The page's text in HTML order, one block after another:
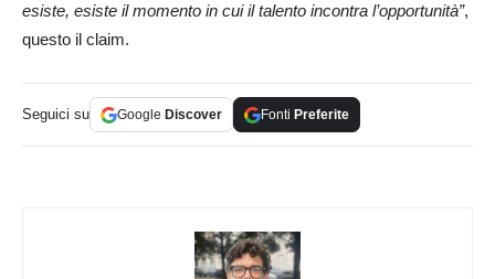
esiste, esiste il momento in cui il talento incontra l’opportunità”,
questo il claim.
Seguici su Google Discover Fonti Preferite